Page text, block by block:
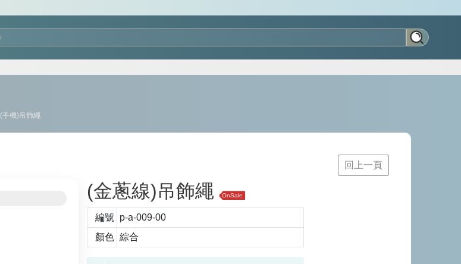
(手機)吊飾繩
回上一頁
(金蔥線)吊飾繩 OnSale
編號
p-a-009-00
顏色 綜合